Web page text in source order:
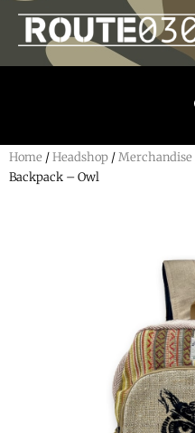
Home /Headshop /Merchandise
Backpack – Owl